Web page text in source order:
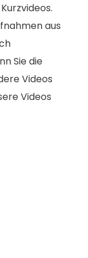
aus
Sie die
Videos
Videos